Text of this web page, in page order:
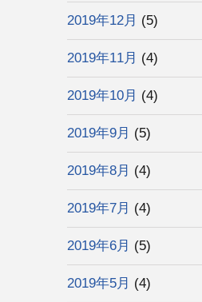
2019年12月 (5)
2019年11月 (4)
2019年10月 (4)
2019年9月 (5)
2019年8月 (4)
2019年7月 (4)
2019年6月 (5)
2019年5月 (4)